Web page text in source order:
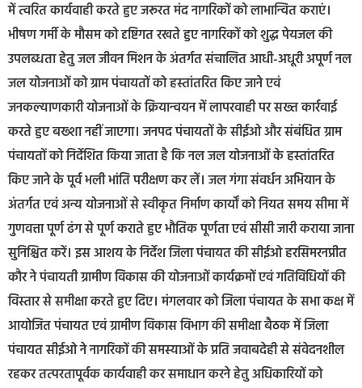
में त्वरित कार्यवाही करते हुए जरूरत मंद नागरिकों को लाभान्वित कराएं।
भीषण गर्मी के मौसम को दृष्टिगत रखते हुए नागरिकों को शुद्ध पेयजल की
उपलब्धता हेतु जल जीवन मिशन के अंतर्गत संचालित आधी-अधूरी अपूर्ण नल
जल योजनाओं को ग्राम पंचायतों को हस्तांतरित किए जाने एवं
जनकल्याणकारी योजनाओं के क्रियान्वयन में लापरवाही पर सख्त कार्रवाई
करते हुए बख्शा नहीं जाएगा। जनपद पंचायतों के सीईओ और संबंधित ग्राम
पंचायतों को निर्देशित किया जाता है कि नल जल योजनाओं के हस्तांतरित
किए जाने के पूर्व भली भांति परीक्षण कर लें। जल गंगा संवर्धन अभियान के
अंतर्गत एवं अन्य योजनाओं से स्वीकृत निर्माण कार्यों को नियत समय सीमा में
गुणवत्ता पूर्ण ढंग से पूर्ण कराते हुए भौतिक पूर्णता एवं सीसी जारी कराया जाना
सुनिश्चित करें। इस आशय के निर्देश जिला पंचायत की सीईओ हरसिमरनप्रीत
कौर ने पंचायती ग्रामीण विकास की योजनाओं कार्यक्रमों एवं गतिविधियों की
विस्तार से समीक्षा करते हुए दिए। मंगलवार को जिला पंचायत के सभा कक्ष में
आयोजित पंचायत एवं ग्रामीण विकास विभाग की समीक्षा बैठक में जिला
पंचायत सीईओ ने नागरिकों की समस्याओं के प्रति जवाबदेही से संवेदनशील
रहकर तत्परतापूर्वक कार्यवाही कर समाधान करने हेतु अधिकारियों को